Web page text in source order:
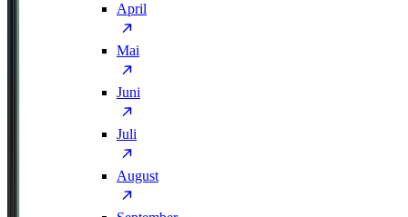
April
Mai
Juni
Juli
August